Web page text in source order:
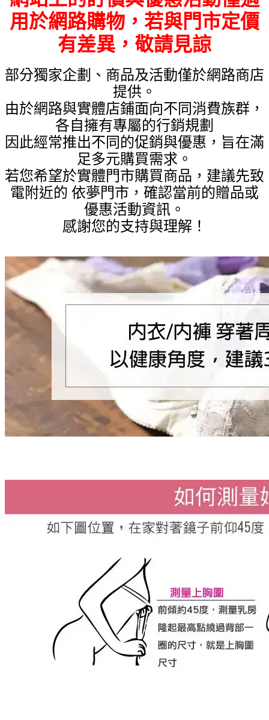
用於網路購物，若與門市定價
有差異，敬請見諒
部分獨家企劃、商品及活動僅於網路商店
提供。
由於網路與實體店鋪面向不同消費族群，
各自擁有專屬的行銷規劃
因此經常推出不同的促銷與優惠，旨在滿
足多元購買需求。
若您希望於實體門市購買商品，建議先致
電附近的 依夢門市，確認當前的贈品或
優惠活動資訊。
感謝您的支持與理解！